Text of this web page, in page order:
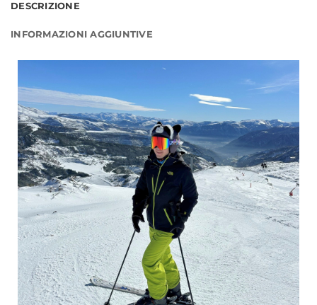
DESCRIZIONE
INFORMAZIONI AGGIUNTIVE